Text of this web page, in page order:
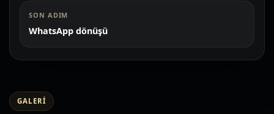
SON ADIM
WhatsApp dönüşü
GALERI